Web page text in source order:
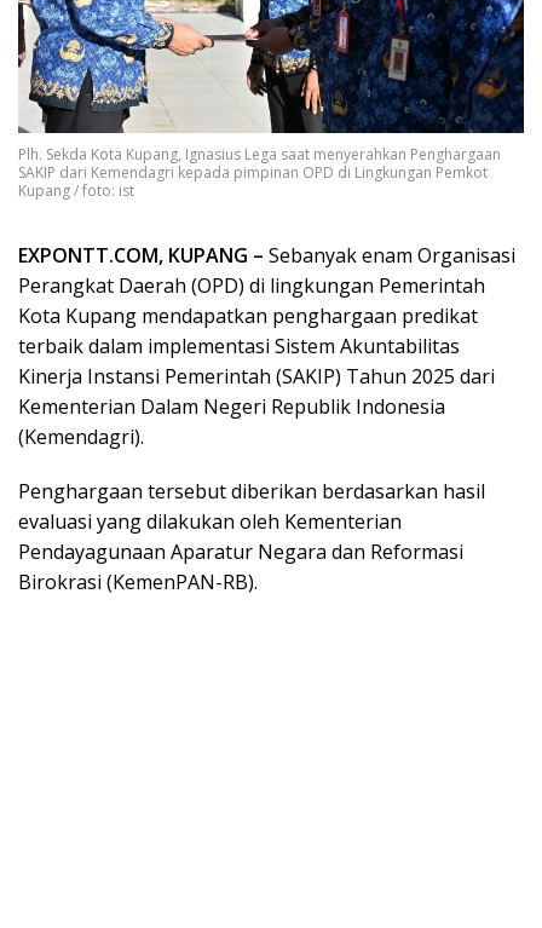
Plh. Sekda Kota Kupang, Ignasius Lega saat menyerahkan Penghargaan
SAKIP dari Kemendagri kepada pimpinan OPD di Lingkungan Pemkot
Kupang / foto: ist
EXPONTT.COM, KUPANG – Sebanyak enam Organisasi
Perangkat Daerah (OPD) di lingkungan Pemerintah
Kota Kupang mendapatkan penghargaan predikat
terbaik dalam implementasi Sistem Akuntabilitas
Kinerja Instansi Pemerintah (SAKIP) Tahun 2025 dari
Kementerian Dalam Negeri Republik Indonesia
(Kemendagri).
Penghargaan tersebut diberikan berdasarkan hasil
evaluasi yang dilakukan oleh Kementerian
Pendayagunaan Aparatur Negara dan Reformasi
Birokrasi (KemenPAN-RB).